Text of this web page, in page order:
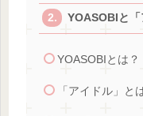
YOASOBIと「
YOASOBIとは？
「アイドル」と